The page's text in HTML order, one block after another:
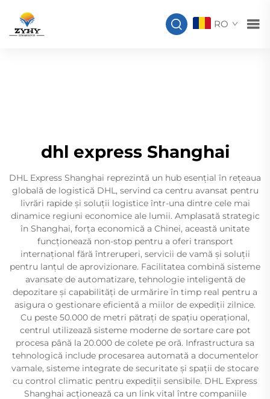
RO
dhl express Shanghai
DHL Express Shanghai reprezintă un hub esențial în rețeaua
globală de logistică DHL, servind ca centru avansat pentru
livrări rapide și soluții logistice într-una dintre cele mai
dinamice regiuni economice ale lumii. Amplasată strategic
în Shanghai, forța economică a Chinei, această unitate
funcționează non-stop pentru a oferi transport
internațional fără întreruperi, servicii de vamă și soluții
pentru lanțul de aprovizionare. Facilitatea combină sisteme
avansate de automatizare, tehnologie inteligentă de
depozitare și capabilități de urmărire în timp real pentru a
asigura o gestionare eficientă a miilor de expediții zilnice.
Cu peste 50.000 de metri pătrați de spațiu operațional,
centrul utilizează sisteme moderne de sortare care pot
procesa până la 20.000 de colete pe oră. Infrastructura sa
tehnologică include procesarea automată a documentelor
vamale, sisteme integrate de securitate și spații de stocare
cu control climatic pentru expediții sensibile. DHL Express
Shanghai acționează ca un link vital între companiile